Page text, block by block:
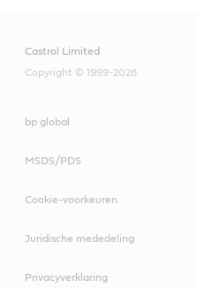
Castrol Limited
Copyright © 1999-2026
bp global
MSDS/PDS
Cookie-voorkeuren
Juridische mededeling
Privacyverklaring